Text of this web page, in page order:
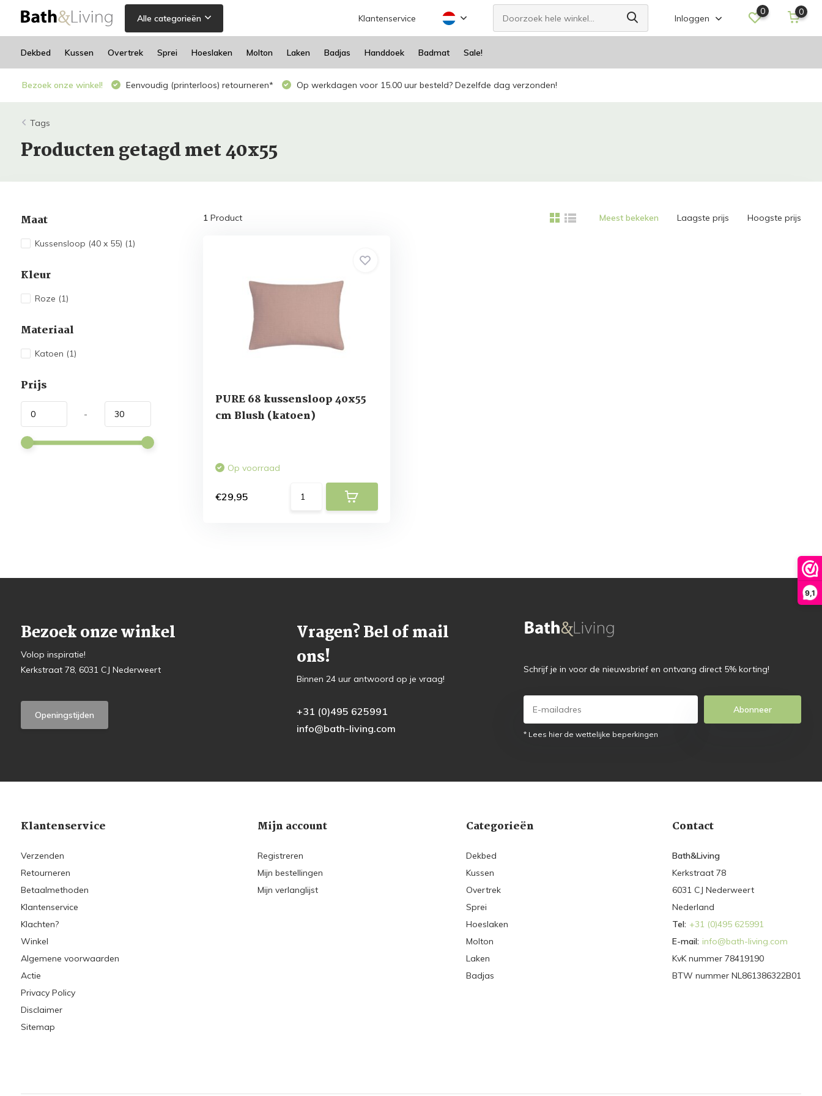
9,1
Alle categorieën Klantenservice Inloggen
0 0
Dekbed Kussen Overtrek Sprei Hoeslaken Molton Laken Badjas Handdoek Badmat Sale!
Bezoek onze winkel! Eenvoudig (printerloos) retourneren* Op werkdagen voor 15.00 uur besteld? Dezelfde dag verzonden!
Tags
Producten getagd met 40x55
Maat
Kussensloop (40 x 55) (1)
Kleur
Roze (1)
Materiaal
Katoen (1)
Prijs
-
1Product Meest bekeken Laagste prijs Hoogste prijs
PURE 68 kussensloop 40x55
cm Blush (katoen)
Op voorraad
€29,95
Bezoek onze winkel
Volop inspiratie!
Kerkstraat 78, 6031 CJ Nederweert
Openingstijden
Vragen? Bel of mail
ons!
Binnen 24 uur antwoord op je vraag!
+31 (0)495 625991
info@bath-living.com
Schrijf je in voor de nieuwsbrief en ontvang direct 5% korting!
Abonneer
* Lees hier de wettelijke beperkingen
Klantenservice
Verzenden
Retourneren
Betaalmethoden
Klantenservice
Klachten?
Winkel
Algemene voorwaarden
Actie
Privacy Policy
Disclaimer
Sitemap
Mijn account
Registreren
Mijn bestellingen
Mijn verlanglijst
Categorieën
Dekbed
Kussen
Overtrek
Sprei
Hoeslaken
Molton
Laken
Badjas
Contact
Bath&Living
Kerkstraat 78
6031 CJ Nederweert
Nederland
Tel: +31 (0)495 625991
E-mail: info@bath-living.com
KvK nummer 78419190
BTW nummer NL861386322B01